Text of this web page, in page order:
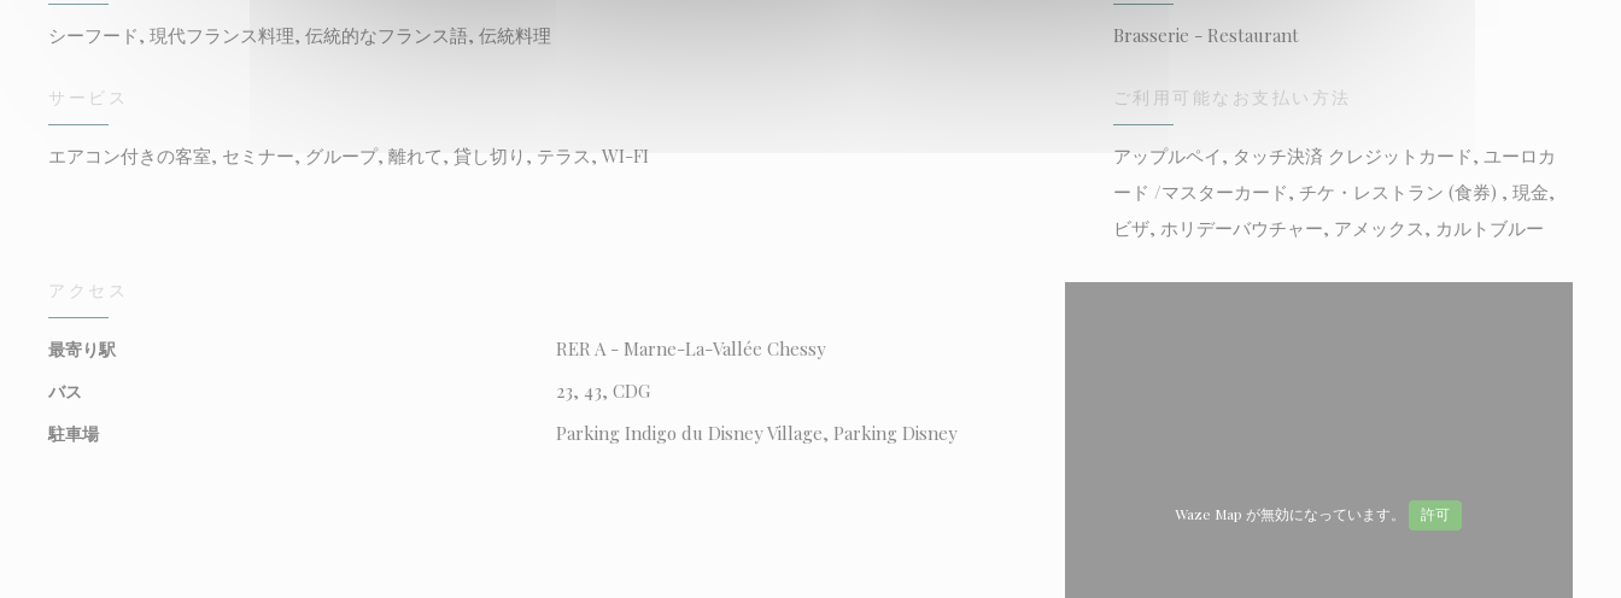
シーフード, 現代フランス料理, 伝統的なフランス語, 伝統料理 Brasserie - Restaurant
サービス
エアコン付きの客室, セミナー, グループ, 離れて, 貸し切り, テラス, WI-FI
ご利用可能なお支払い方法
アップルペイ, タッチ決済 クレジットカード, ユーロカ
ード /マスターカード, チケ・レストラン (食券) , 現金,
ビザ, ホリデーバウチャー, アメックス, カルトブルー
アクセス
最寄り駅 RER A - Marne-La-Vallée Chessy
バス 23, 43, CDG
駐車場 Parking Indigo du Disney Village, Parking Disney
Waze Map が無効になっています。 許可